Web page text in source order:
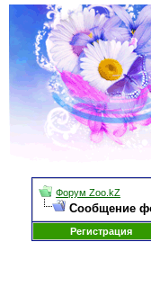
Форум Zoo.kZ
Сообщение
Регистрация